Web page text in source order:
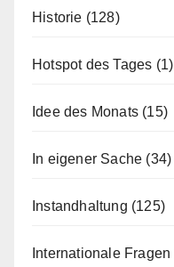
Historie (128)
Hotspot des Tages (1)
Idee des Monats (15)
In eigener Sache (34)
Instandhaltung (125)
Internationale Fragen